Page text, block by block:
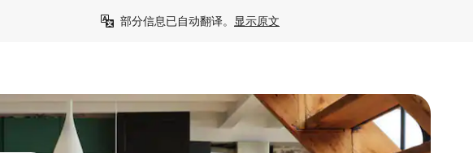
部分信息已自动翻译。 显示原文